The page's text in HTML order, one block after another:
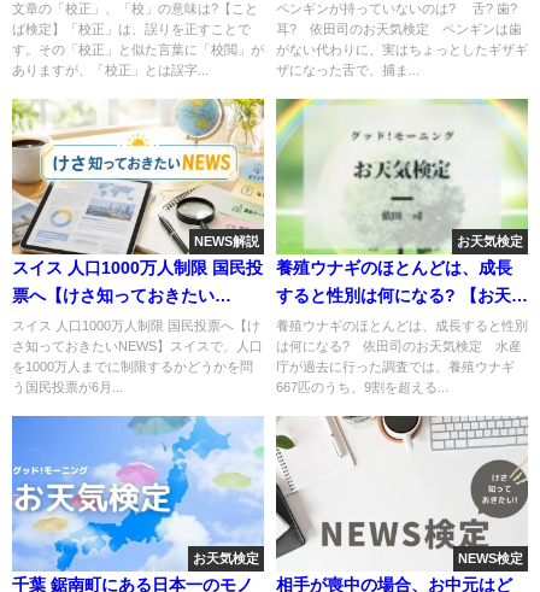
文章の「校正」、「校」の意味は?【こと
ば検定】「校正」は、誤りを正すことで
す。その「校正」と似た言葉に「校閲」が
ありますが、「校正」とは誤字...
ペンギンが持っていないのは? 舌? 歯?
耳? 依田司のお天気検定 ペンギンは歯
がない代わりに、実はちょっとしたギザギ
ザになった舌で、捕ま...
NEWS解説
スイス 人口1000万人制限 国民投
票へ【けさ知っておきたい
NEWS】
スイス 人口1000万人制限 国民投票へ【け
さ知っておきたいNEWS】スイスで、人口
を1000万人までに制限するかどうかを問
う国民投票が6月...
お天気検定
養殖ウナギのほとんどは、成長
すると性別は何になる? 【お天気
検定】
養殖ウナギのほとんどは、成長すると性別
は何になる? 依田司のお天気検定 水産
庁が過去に行った調査では、養殖ウナギ
667匹のうち、9割を超える...
お天気検定
千葉 鋸南町にある日本一のモノ
NEWS検定
相手が喪中の場合、お中元はど